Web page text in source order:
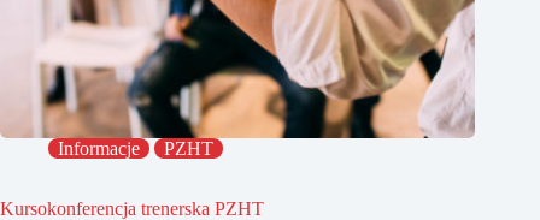
Informacje PZHT
Kursokonferencja trenerska PZHT